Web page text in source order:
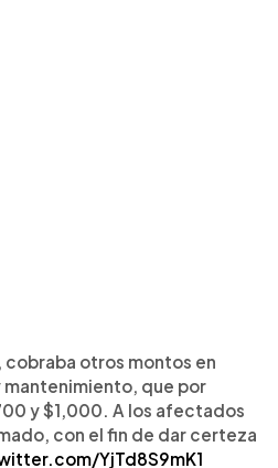
cobraba otros montos en
que por
y $1,000. A los afectados
con el fin de dar certeza
YjTd8S9mK1